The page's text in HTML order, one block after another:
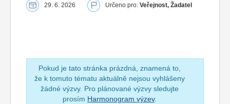
29. 6. 2026 Určeno pro: Veřejnost, Žadatel
Pokud je tato stránka prázdná, znamená to,
že k tomuto tématu aktuálně nejsou vyhlášeny
žádné výzvy. Pro plánované výzvy sledujte
prosím Harmonogram výzev.